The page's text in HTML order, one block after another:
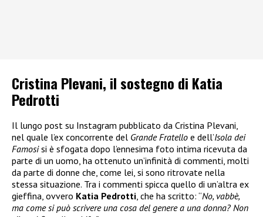
Cristina Plevani, il sostegno di Katia
Pedrotti
Il lungo post su Instagram pubblicato da Cristina Plevani,
nel quale l’ex concorrente del Grande Fratello e dell’Isola dei
Famosisi è sfogata dopo l’ennesima foto intima ricevuta da
parte di un uomo, ha ottenuto un’infinità di commenti, molti
da parte di donne che, come lei, si sono ritrovate nella
stessa situazione. Tra i commenti spicca quello di un’altra ex
gieffina, ovvero Katia Pedrotti, che ha scritto: “No, vabbè,
ma come si può scrivere una cosa del genere a una donna? Non